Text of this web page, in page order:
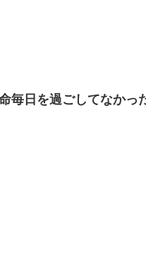
毎日を過ごしてなかっ